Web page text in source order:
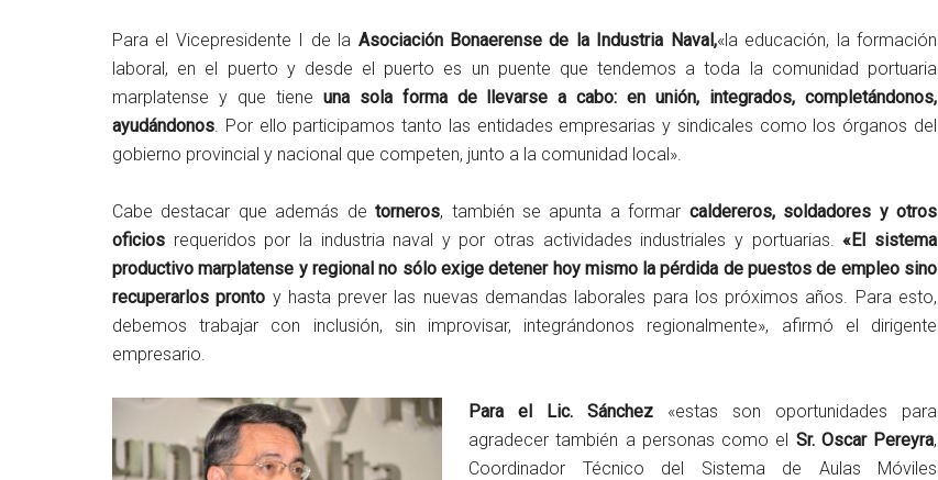
Para el Vicepresidente I de la Asociación Bonaerense de la Industria Naval,«la educación, la formación
laboral, en el puerto y desde el puerto es un puente que tendemos a toda la comunidad portuaria
marplatense y que tiene una sola forma de llevarse a cabo: en unión, integrados, completándonos,
ayudándonos . Por ello participamos tanto las entidades empresarias y sindicales como los órganos del
gobierno provincial y nacional que competen, junto a la comunidad local».
Cabe destacar que además detorneros, también se apunta a formar caldereros, soldadores y otros
oficios requeridos por la industria naval y por otras actividades industriales y portuarias.«El sistema
productivo marplatense y regional no sólo exige detener hoy mismo la pérdida de puestos de empleo sino
recuperarlos pronto y hasta prever las nuevas demandas laborales para los próximos años. Para esto,
debemos trabajar con inclusión, sin improvisar, integrándonos regionalmente», afirmó el dirigente
empresario.
Para el Lic. Sánchez «estas son oportunidades para
agradecer también a personas como el Sr. Oscar Pereyra,
Coordinador Técnico del Sistema de Aulas Móviles